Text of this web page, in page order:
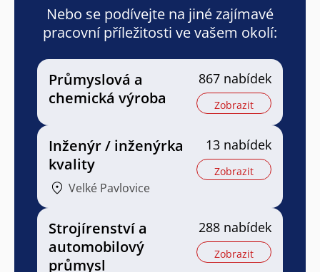
Nebo se podívejte na jiné zajímavé
pracovní příležitosti ve vašem okolí:
Průmyslová a
chemická výroba
867 nabídek
Zobrazit
Inženýr / inženýrka
kvality
Velké Pavlovice
13 nabídek
Zobrazit
Strojírenství a
automobilový
průmysl
288 nabídek
Zobrazit